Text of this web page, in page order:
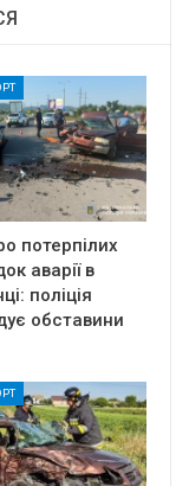
потерпілих
аварії в
поліція
обставини